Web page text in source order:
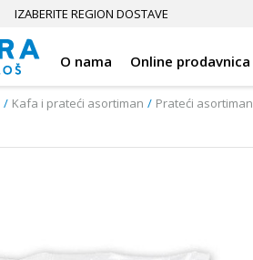
IZABERITE REGION DOSTAVE
O nama Online prodavnica
Kafa i prateći asortiman Prateći asortiman